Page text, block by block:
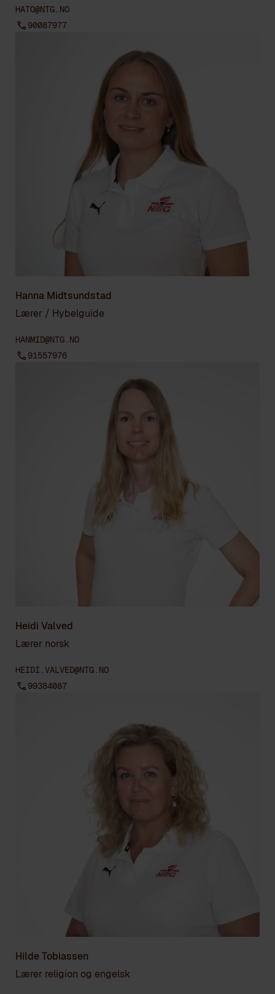
HATO@NTG.NO
90087977
Hanna Midtsundstad
Lærer / Hybelguide
HANMID@NTG.NO
91557976
Heidi Valved
Lærer norsk
HEIDI.VALVED@NTG.NO
99384087
Hilde Tobiassen
Lærer religion og engelsk